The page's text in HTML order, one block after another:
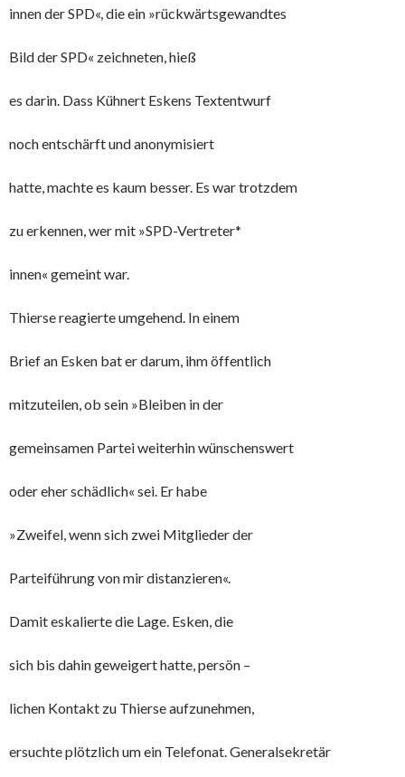
innen der SPD«, die ein »rückwärtsgewandtes
Bild der SPD« zeichneten, hieß
es darin. Dass Kühnert Eskens Textentwurf
noch entschärft und anonymisiert
hatte, machte es kaum besser. Es war trotzdem
zu erkennen, wer mit »SPD-Vertreter*
innen« gemeint war.
Thierse reagierte umgehend. In einem
Brief an Esken bat er darum, ihm öffentlich
mitzuteilen, ob sein »Bleiben in der
gemeinsamen Partei weiterhin wünschenswert
oder eher schädlich« sei. Er habe
»Zweifel, wenn sich zwei Mitglieder der
Parteiführung von mir distanzieren«.
Damit eskalierte die Lage. Esken, die
sich bis dahin geweigert hatte, persön –
lichen Kontakt zu Thierse aufzunehmen,
ersuchte plötzlich um ein Telefonat. Generalsekretär